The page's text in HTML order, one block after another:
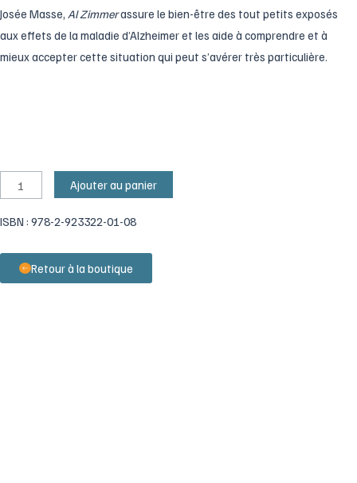
Josée Masse, Al Zimmerassure le bien-être des tout petits exposés
aux effets de la maladie d’Alzheimer et les aide à comprendre et à
mieux accepter cette situation qui peut s’avérer très particulière.
quantité
de
Al
Ajouter au panier
ISBN : 978-2-923322-01-08
Retour à la boutique